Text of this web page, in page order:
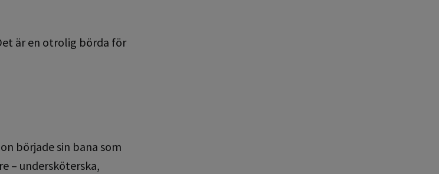
är en otrolig börda för
började sin bana som
– undersköterska,